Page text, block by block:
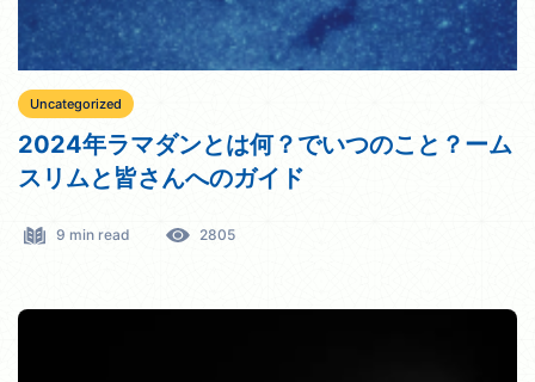
Uncategorized
2024年ラマダンとは何？でいつのこと？ーム
スリムと皆さんへのガイド
9 min read 2805